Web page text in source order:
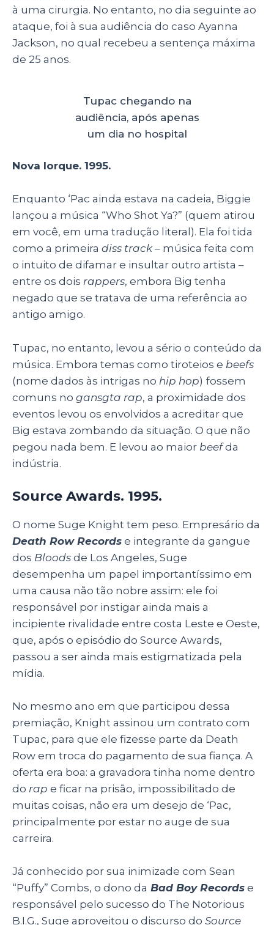
à uma cirurgia. No entanto, no dia seguinte ao
ataque, foi à sua audiência do caso Ayanna
Jackson, no qual recebeu a sentença máxima
de 25 anos.
Tupac chegando na
audiência, após apenas
um dia no hospital
Nova Iorque. 1995.
Enquanto ‘Pac ainda estava na cadeia, Biggie
lançou a música “Who Shot Ya?” (quem atirou
em você, em uma tradução literal). Ela foi tida
como a primeira diss track– música feita com
o intuito de difamar e insultar outro artista –
entre os dois rappers, embora Big tenha
negado que se tratava de uma referência ao
antigo amigo.
Tupac, no entanto, levou a sério o conteúdo da
música. Embora temas como tiroteios e beefs
(nome dados às intrigas no hip hop) fossem
comuns no gansgta rap, a proximidade dos
eventos levou os envolvidos a acreditar que
Big estava zombando da situação. O que não
pegou nada bem. E levou ao maior beefda
indústria.
Source Awards. 1995.
O nome Suge Knight tem peso. Empresário da
Death Row Records e integrante da gangue
dos Bloods de Los Angeles, Suge
desempenha um papel importantíssimo em
uma causa não tão nobre assim: ele foi
responsável por instigar ainda mais a
incipiente rivalidade entre costa Leste e Oeste,
que, após o episódio do Source Awards,
passou a ser ainda mais estigmatizada pela
mídia.
No mesmo ano em que participou dessa
premiação, Knight assinou um contrato com
Tupac, para que ele fizesse parte da Death
Row em troca do pagamento de sua fiança. A
oferta era boa: a gravadora tinha nome dentro
do rap e ficar na prisão, impossibilitado de
muitas coisas, não era um desejo de ‘Pac,
principalmente por estar no auge de sua
carreira.
Já conhecido por sua inimizade com Sean
“Puffy” Combs, o dono da Bad Boy Records e
responsável pelo sucesso do The Notorious
B.I.G., Suge aproveitou o discurso do Source